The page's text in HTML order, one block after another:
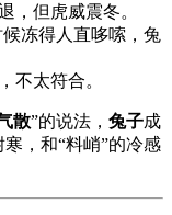
，但虎威震冬。
冻得人直哆嗦，兔
不太符合。
散”的说法， 兔子成
，和“料峭”的冷感